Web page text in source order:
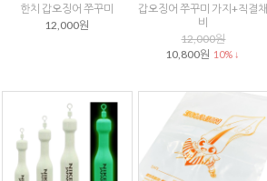
한치 갑오징어 쭈꾸미
12,000원
갑오징어 쭈꾸미 가지+직결채
비
12,000원
10,800원 10% ↓